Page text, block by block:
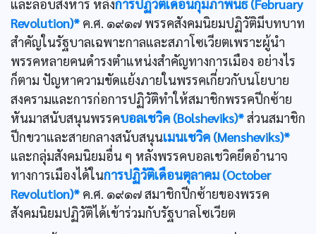
และลอบสังหาร หลังการปฏิวัติเดือนกุมภาพันธ์ (February
Revolution)* ค.ศ. ๑๙๑๗ พรรคสังคมนิยมปฏิวัติมีบทบาท
สำคัญในรัฐบาลเฉพาะกาลและสภาโซเวียตเพราะผู้นำ
พรรคหลายคนดำรงตำแหน่งสำคัญทางการเมือง อย่างไร
ก็ตาม ปัญหาความขัดแย้งภายในพรรคเกี่ยวกับนโยบาย
สงครามและการก่อการปฏิวัติทำให้สมาชิกพรรคปีกซ้าย
หันมาสนับสนุนพรรคบอลเชวิค (Bolsheviks)*ส่วนสมาชิก
ปีกขวาและสายกลางสนับสนุนเมนเชวิค (Mensheviks)*
และกลุ่มสังคมนิยมอื่น ๆ หลังพรรคบอลเชวิคยึดอำนาจ
ทางการเมืองได้ในการปฏิวัติเดือนตุลาคม (October
Revolution)* ค.ศ. ๑๙๑๗ สมาชิกปีกซ้ายของพรรค
สังคมนิยมปฏิวัติได้เข้าร่วมกับรัฐบาลโซเวียต